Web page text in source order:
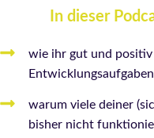
In dieser
wie ihr gut und
warum viele deiner
bisher nicht